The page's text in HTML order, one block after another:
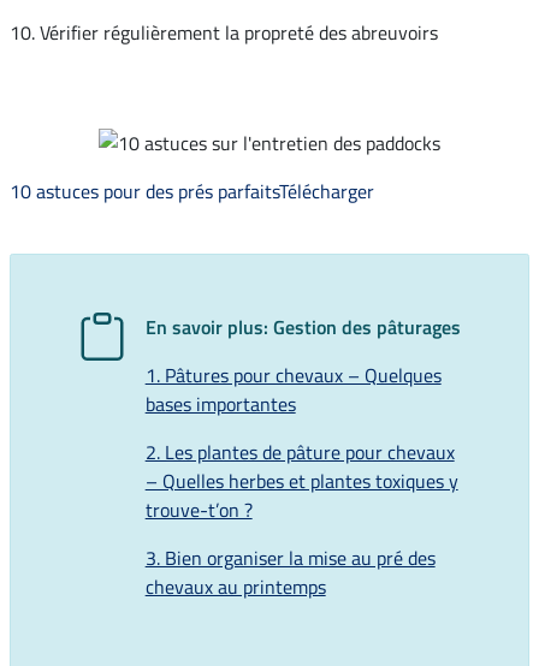
10. Vérifier régulièrement la propreté des abreuvoirs
10 astuces pour des prés parfaitsTélécharger
En savoir plus: Gestion des pâturages
1. Pâtures pour chevaux – Quelques
bases importantes
2. Les plantes de pâture pour chevaux
– Quelles herbes et plantes toxiques y
trouve-t’on ?
3. Bien organiser la mise au pré des
chevaux au printemps